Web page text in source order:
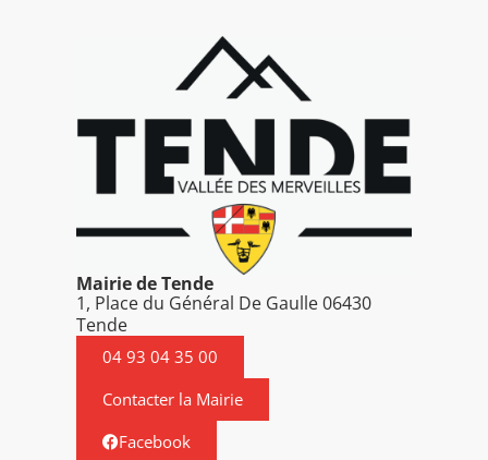
Mairie de Tende
1, Place du Général De Gaulle 06430
Tende
04 93 04 35 00
Contacter la Mairie
Facebook